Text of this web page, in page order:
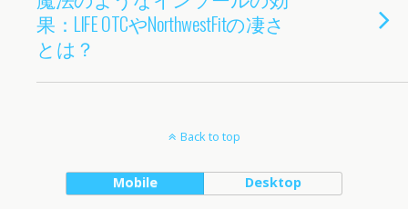
果：LIFE OTCやNorthwestFitの凄さ
とは？
Back to top
Mobile Desktop